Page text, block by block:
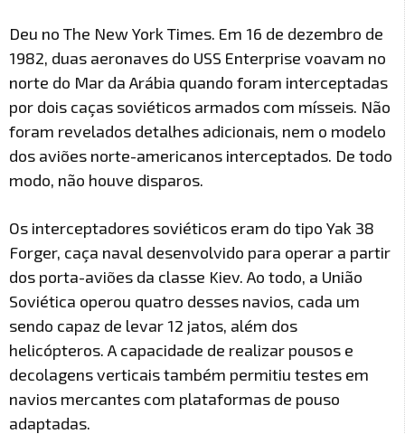
Deu no The New York Times. Em 16 de dezembro de
1982, duas aeronaves do USS Enterprise voavam no
norte do Mar da Arábia quando foram interceptadas
por dois caças soviéticos armados com mísseis. Não
foram revelados detalhes adicionais, nem o modelo
dos aviões norte-americanos interceptados. De todo
modo, não houve disparos.
Os interceptadores soviéticos eram do tipo Yak 38
Forger, caça naval desenvolvido para operar a partir
dos porta-aviões da classe Kiev. Ao todo, a União
Soviética operou quatro desses navios, cada um
sendo capaz de levar 12 jatos, além dos
helicópteros. A capacidade de realizar pousos e
decolagens verticais também permitiu testes em
navios mercantes com plataformas de pouso
adaptadas.